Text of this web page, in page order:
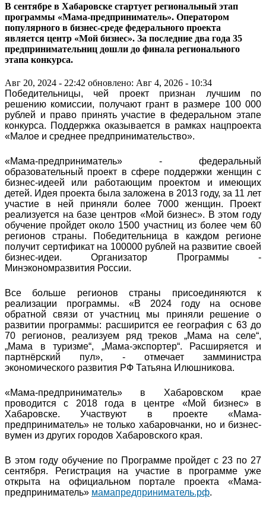
В сентябре в Хабаровске стартует региональный этап
программы «Мама-предприниматель». Оператором
популярного в бизнес-среде федерального проекта
является центр «Мой бизнес». За последние два года 35
предпринимательниц дошли до финала регионального
этапа конкурса.
Авг 20, 2024 - 22:42 обновлено: Авг 4, 2026 - 10:34
Победительницы, чей проект признан лучшим по
решению комиссии, получают грант в размере 100 000
рублей и право принять участие в федеральном этапе
конкурса. Поддержка оказывается в рамках нацпроекта
«Малое и среднее предпринимательство».
«Мама-предприниматель» - федеральный
образовательный проект в сфере поддержки женщин с
бизнес-идеей или работающим проектом и имеющих
детей. Идея проекта была заложена в 2013 году, за 11 лет
участие в ней приняли более 7000 женщин. Проект
реализуется на базе центров «Мой бизнес». В этом году
обучение пройдет около 1500 участниц из более чем 60
регионов страны. Победительница в каждом регионе
получит сертификат на 100000 рублей на развитие своей
бизнес-идеи. Организатор Программы -
Минэкономразвития России.
Все больше регионов страны присоединяются к
реализации программы. «В 2024 году на основе
обратной связи от участниц мы приняли решение о
развитии программы: расширится ее география с 63 до
70 регионов, реализуем ряд треков „Мама на селе“,
„Мама в туризме“, „Мама-экспортер“. Расширяется и
партнёрский пул», - отмечает замминистра
экономического развития РФ Татьяна Илюшникова.
«Мама-предприниматель» в Хабаровском крае
проводится с 2018 года в центре «Мой бизнес» в
Хабаровске. Участвуют в проекте «Мама-
предприниматель» не только хабаровчанки, но и бизнес-
вумен из других городов Хабаровского края.
В этом году обучение по Программе пройдет с 23 по 27
сентября. Регистрация на участие в программе уже
открыта на официальном портале проекта «Мама-
предприниматель» мамапредприниматель.рф.